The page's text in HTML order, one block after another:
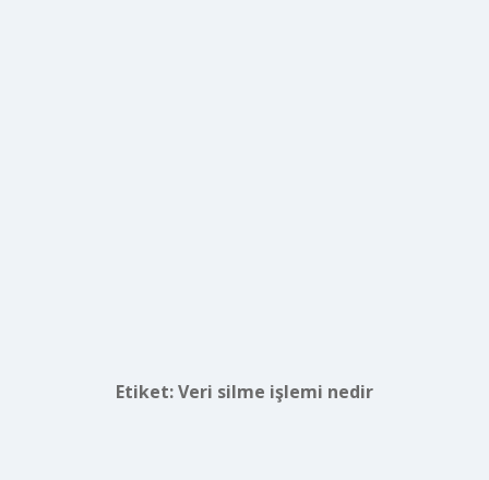
Etiket:Veri silme işlemi nedir